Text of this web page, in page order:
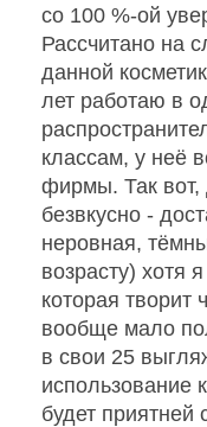
со 100 %-ой
Рассчитано на
данной
лет работаю в
классам, у неё
фирмы. Так вот,
безвкусно -
неровная,
возрасту) хотя
которая
вообще мало
в свои 25
использование
будет приятней